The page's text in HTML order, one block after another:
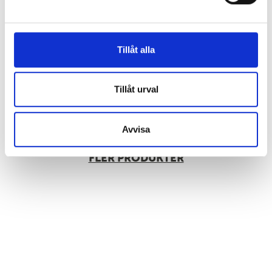
Tillåt alla
Tillåt urval
Avvisa
FRYSTORKNING
FLER PRODUKTER